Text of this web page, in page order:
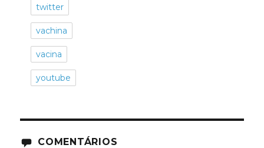
twitter
vachina
vacina
youtube
COMENTÁRIOS